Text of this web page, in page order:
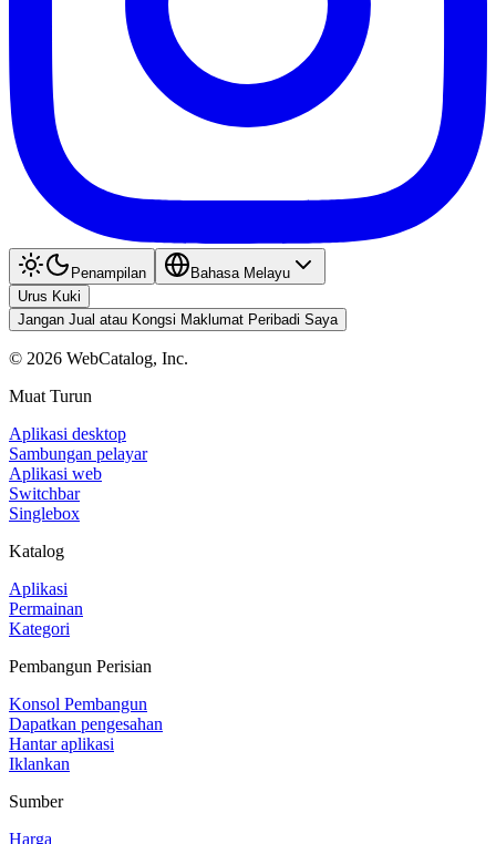
Penampilan
Bahasa Melayu
Urus Kuki
Jangan Jual atau Kongsi Maklumat Peribadi Saya
© 2026 WebCatalog, Inc.
Muat Turun
Aplikasi desktop
Sambungan pelayar
Aplikasi web
Switchbar
Singlebox
Katalog
Aplikasi
Permainan
Kategori
Pembangun Perisian
Konsol Pembangun
Dapatkan pengesahan
Hantar aplikasi
Iklankan
Sumber
Harga